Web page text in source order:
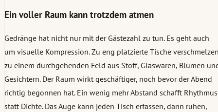
Ein voller Raum kann trotzdem atmen
Gedränge hat nicht nur mit der Gästezahl zu tun. Es geht auch
um visuelle Kompression. Zu eng platzierte Tische
zu einem durchgehenden Feld aus Stoff, Glaswaren, Blumen
Gesichtern. Der Raum wirkt geschäftiger, noch bevor der Abend
richtig begonnen hat. Ein wenig mehr Abstand schafft Rhythmus
statt Dichte. Das Auge kann jeden Tisch erfassen, dann ruhen,